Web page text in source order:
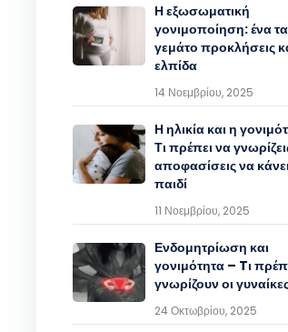
Η εξωσωματική
γονιμοποίηση: ένα
γεμάτο προκλήσεις
ελπίδα
14 Νοεμβρίου, 2025
Η ηλικία και η
Τι πρέπει να
αποφασίσεις να
παιδί
11 Νοεμβρίου, 2025
Ενδομητρίωση και
γονιμότητα – Tι
γνωρίζουν οι
24 Οκτωβρίου, 2025